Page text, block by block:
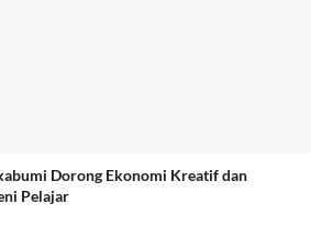
Dorong Ekonomi Kreatif dan
Pelajar